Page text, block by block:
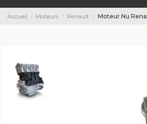
Accueil Moteurs Renault Moteur Nu